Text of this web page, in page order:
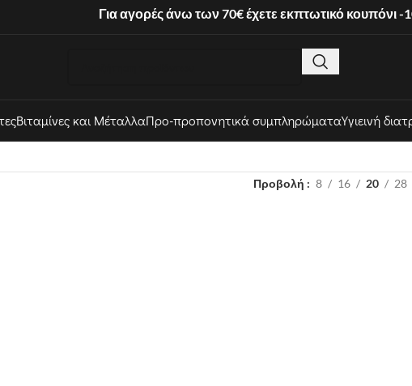
Για αγορές άνω των 70€ έχετε εκπτωτικό κουπόνι -
Βιταμίνες και ΜέταλλαΠρο-προπονητικά συμπληρώματαΥγιεινή
Προβολή 8 16 20 28